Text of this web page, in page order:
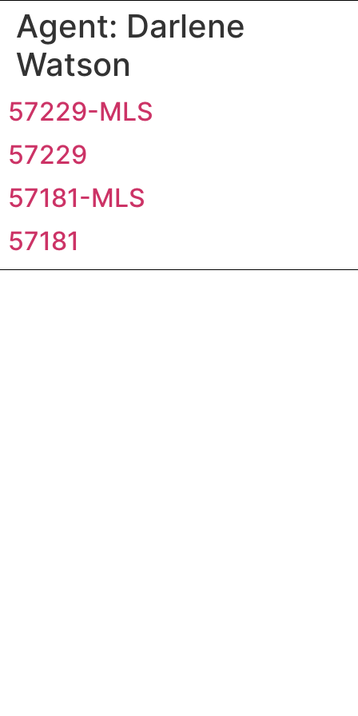
Agent: Darlene
Watson
57229-MLS
57229
57181-MLS
57181